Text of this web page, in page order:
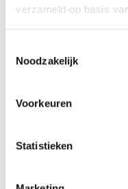
verzameld op basis
Noodzakelijk
Voorkeuren
Statistieken